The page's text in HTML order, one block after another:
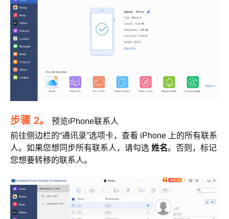
步骤 2。
预览iPhone联系人
前往侧边栏的“通讯录”选项卡，查看 iPhone 上的所有联系
人。如果您想同步所有联系人，请勾选 姓名。否则，标记
您想要转移的联系人。